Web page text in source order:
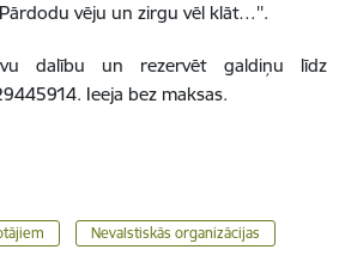
vēju un zirgu vēl klāt…''.
dalību un rezervēt galdiņu līdz
Ieeja bez maksas.
Nevalstiskās organizācijas